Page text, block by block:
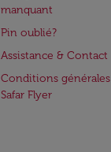
manquant
Pin oublié?
Assistance & Contact
Conditions générales
Safar Flyer